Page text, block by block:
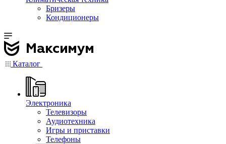
Бризеры
Кондиционеры
Каталог
Электроника
Телевизоры
Аудиотехника
Игры и приставки
Телефоны